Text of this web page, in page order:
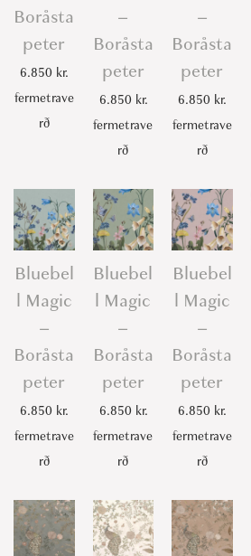
Boråsta
peter
6.850 kr.
fermetrave
rð
–
Boråsta
peter
6.850 kr.
fermetrave
rð
–
Boråsta
peter
6.850 kr.
fermetrave
rð
Bluebel
l Magic
–
Boråsta
peter
6.850 kr.
fermetrave
rð
Bluebel
l Magic
–
Boråsta
peter
6.850 kr.
fermetrave
rð
Bluebel
l Magic
–
Boråsta
peter
6.850 kr.
fermetrave
rð